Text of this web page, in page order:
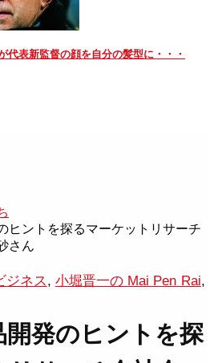
代表新監督の顔を自分の髪型に・・・
ヒントを探るマーケットリサーチ
さん
ジネス, 小堀晋一の Mai Pen Rai,
発のヒントを探